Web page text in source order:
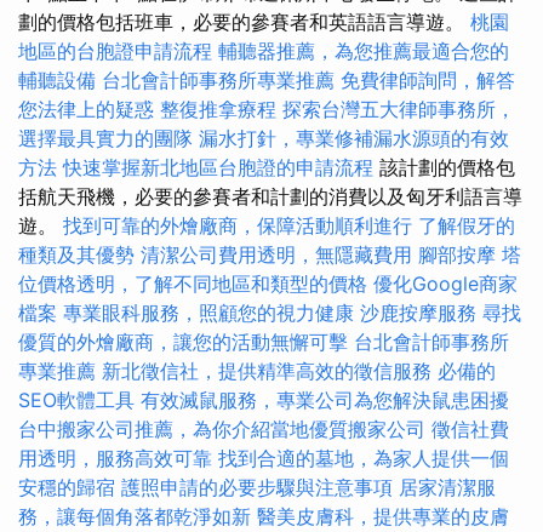
劃的價格包括班車，必要的參賽者和英語語言導遊。 桃園
地區的台胞證申請流程 輔聽器推薦，為您推薦最適合您的
輔聽設備 台北會計師事務所專業推薦 免費律師詢問，解答
您法律上的疑惑 整復推拿療程 探索台灣五大律師事務所，
選擇最具實力的團隊 漏水打針，專業修補漏水源頭的有效
方法 快速掌握新北地區台胞證的申請流程 該計劃的價格包
括航天飛機，必要的參賽者和計劃的消費以及匈牙利語言導
遊。 找到可靠的外燴廠商，保障活動順利進行 了解假牙的
種類及其優勢 清潔公司費用透明，無隱藏費用 腳部按摩 塔
位價格透明，了解不同地區和類型的價格 優化Google商家
檔案 專業眼科服務，照顧您的視力健康 沙鹿按摩服務 尋找
優質的外燴廠商，讓您的活動無懈可擊 台北會計師事務所
專業推薦 新北徵信社，提供精準高效的徵信服務 必備的
SEO軟體工具 有效滅鼠服務，專業公司為您解決鼠患困擾
台中搬家公司推薦，為你介紹當地優質搬家公司 徵信社費
用透明，服務高效可靠 找到合適的墓地，為家人提供一個
安穩的歸宿 護照申請的必要步驟與注意事項 居家清潔服
務，讓每個角落都乾淨如新 醫美皮膚科，提供專業的皮膚